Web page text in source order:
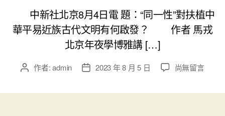
中新社北京8月4日電 題：“同一性”對扶植中
華平易近族古代文明有何啟發？ 作者 馬戎
北京年夜學博雅講 […]
文 作者:admin
文 2023 年 8 月 5 日
在
尚無留言